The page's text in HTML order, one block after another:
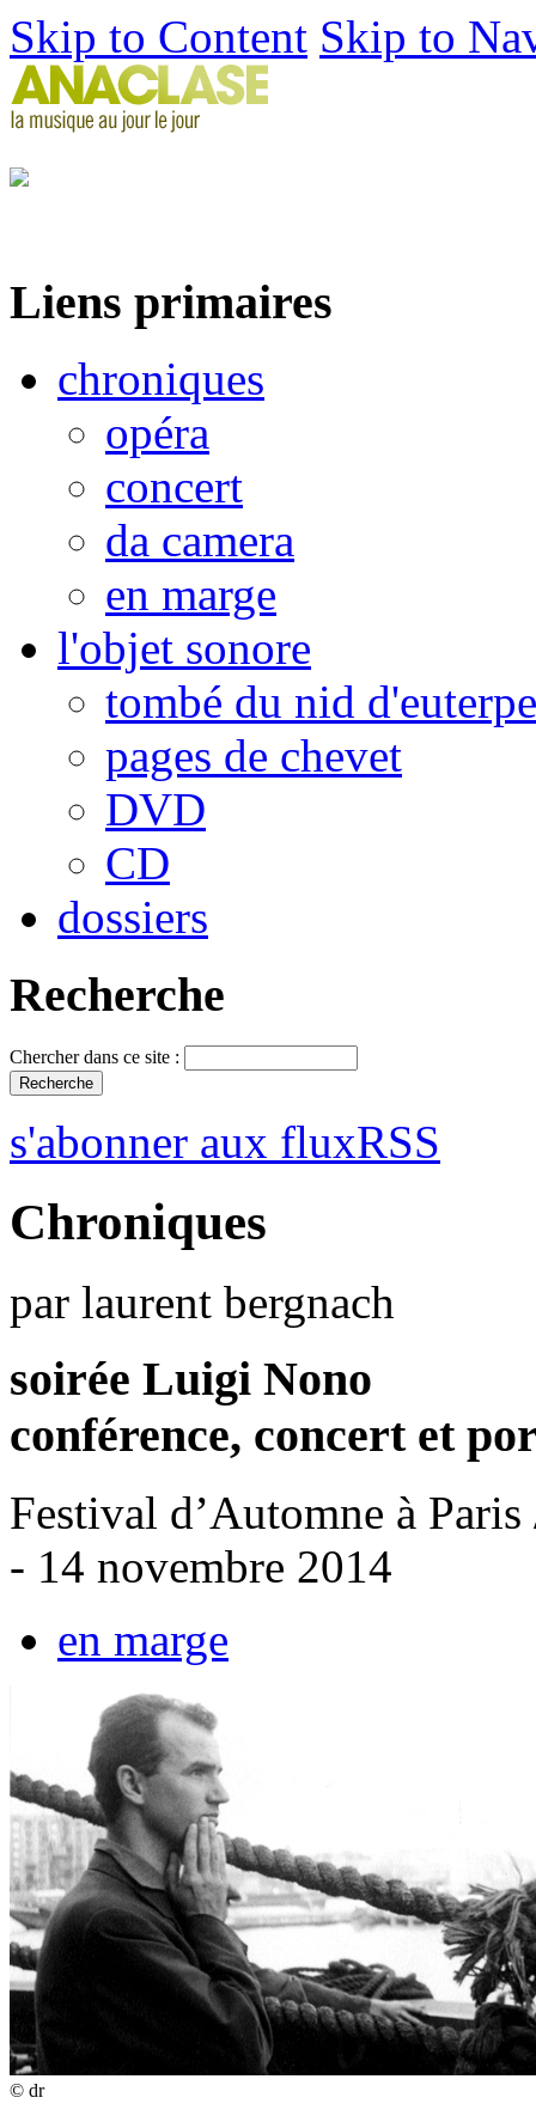
Skip to Content Skip to
Liens primaires
chroniques
opéra
concert
da camera
en marge
l'objet sonore
tombé du nid d'euterpe
pages de chevet
DVD
CD
dossiers
Recherche
Chercher dans ce site :
s'abonner aux fluxRSS
Chroniques
par laurent bergnach
soirée Luigi Nono
conférence, concert et
Festival d’Automne à
- 14 novembre 2014
en marge
© dr